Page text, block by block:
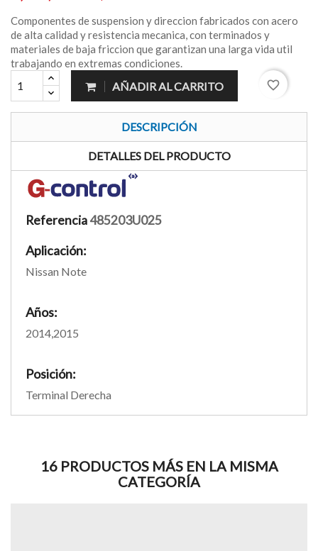
Componentes de suspension y direccion fabricados con acero
de alta calidad y resistencia mecanica, con terminados y
materiales de baja friccion que garantizan una larga vida util
trabajando en extremas condiciones.
AÑADIR AL CARRITO favorite_border
DESCRIPCIÓN
DETALLES DEL PRODUCTO
Referencia485203U025
Aplicación:
Nissan Note
Años:
2014,2015
Posición:
Terminal Derecha
16 PRODUCTOS MÁS EN LA MISMA
CATEGORÍA